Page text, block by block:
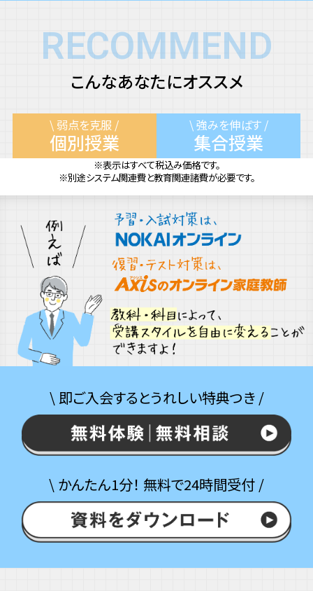
RECOMMEND
こんなあなたにオススメ
\ 弱点を克服 /
個別授業
\ 強みを伸ばす /
集合授業
※表示はすべて税込み価格です。
※別途システム関連費と教育関連諸費が必要です。
\ 即ご入会するとうれしい特典つき /
\ かんたん1分！ 無料で24時間受付 /